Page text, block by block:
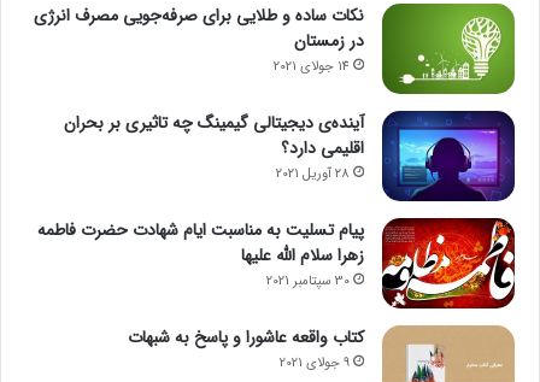
نکات ساده و طلایی برای صرفه‌جویی مصرف انرژی
در زمستان
14 جولای 2021
آینده‌ی دیجیتالی گیمینگ چه تاثیری بر بحران
اقلیمی دارد؟
28 آوریل 2021
پیام تسلیت به مناسبت ایام شهادت حضرت فاطمه
زهرا سلام الله علیها
30 سپتامبر 2021
کتاب واقعه عاشورا و پاسخ به شبهات
9 جولای 2021